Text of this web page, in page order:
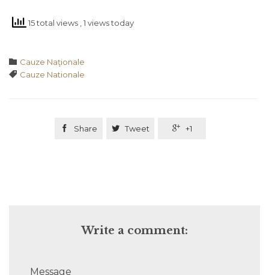
15 total views , 1 views today
 Category
Cauze Naţionale
 Tags
Cauze Nationale
 Share  Tweet  +1
Write a comment:
Message